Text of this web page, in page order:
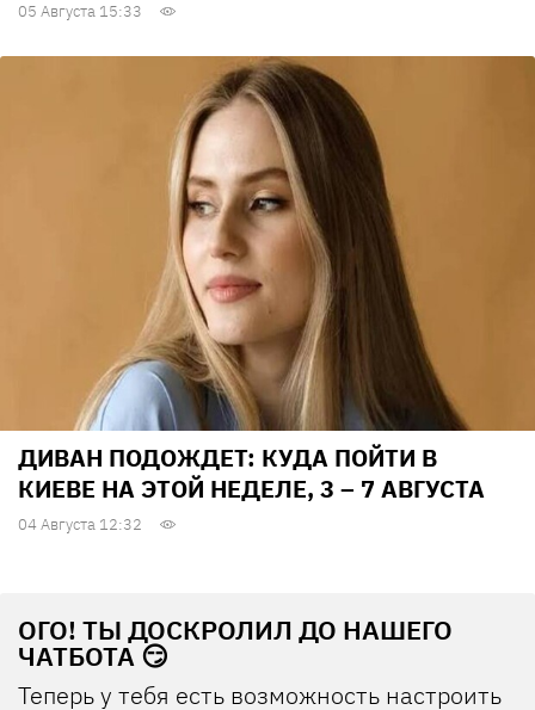
05 Августа 15:33
ДИВАН ПОДОЖДЕТ: КУДА ПОЙТИ В
КИЕВЕ НА ЭТОЙ НЕДЕЛЕ, 3 – 7 АВГУСТА
04 Августа 12:32
ОГО! ТЫ ДОСКРОЛИЛ ДО НАШЕГО
ЧАТБОТА 😏
Теперь у тебя есть возможность настроить